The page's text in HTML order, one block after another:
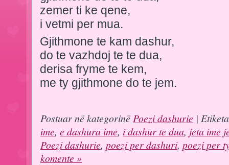
zemer ti ke qene,
i vetmi per mua.
Gjithmone te kam dashur,
do te vazhdoj te te dua,
derisa fryme te kem,
me ty gjithmone do te jem.
Postuar në kategorinë Poezi dashurie |
ime, e dashura ime, i dashur te dua, jeta ime
Poezi dashurie, poezi per dashuri, poezi per
komente »